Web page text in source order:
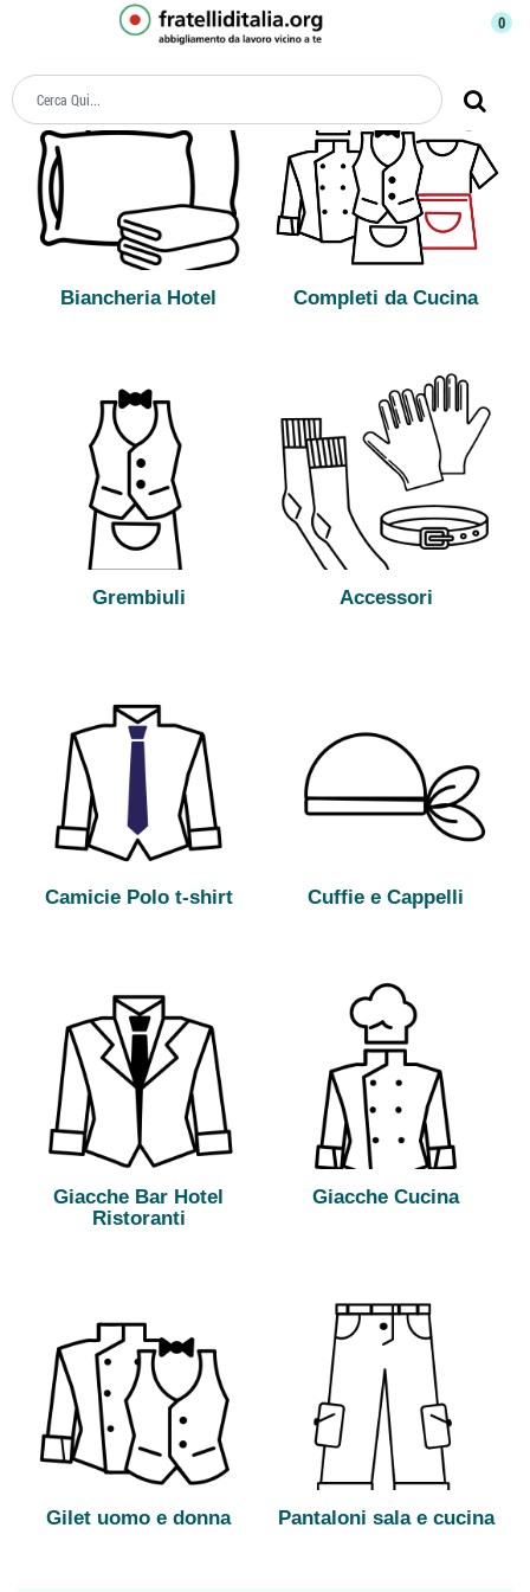
0
Biancheria Hotel Completi da Cucina
Grembiuli Accessori
Camicie Polo t-shirt Cuffie e Cappelli
Giacche Bar Hotel
Ristoranti
Giacche Cucina
Gilet uomo e donna Pantaloni sala e cucina